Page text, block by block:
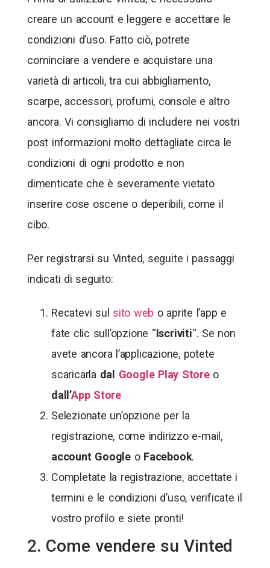
creare un account e leggere e accettare le
condizioni d’uso. Fatto ciò, potrete
cominciare a vendere e acquistare una
varietà di articoli, tra cui abbigliamento,
scarpe, accessori, profumi, console e altro
ancora. Vi consigliamo di includere nei vostri
post informazioni molto dettagliate circa le
condizioni di ogni prodotto e non
dimenticate che è severamente vietato
inserire cose oscene o deperibili, come il
cibo.
Per registrarsi su Vinted, seguite i passaggi
indicati di seguito:
Recatevi sul sito web o aprite l’app e
fate clic sull’opzione “Iscriviti“. Se non
avete ancora l’applicazione, potete
scaricarla dal Google Play Storeo
dall’App Store
Selezionate un’opzione per la
registrazione, come indirizzo e-mail,
account Google oFacebook.
Completate la registrazione, accettate i
termini e le condizioni d’uso, verificate il
vostro profilo e siete pronti!
2. Come vendere su Vinted